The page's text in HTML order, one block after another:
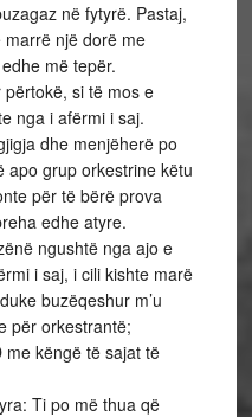
në fytyrë. Pastaj,
një dorë me
më tepër.
si të mos e
nga i afërmi i saj.
dhe menjëherë po
apo grup orkestrine këtu
për të bërë prova
edhe atyre.
ngushtë nga ajo e
i saj, i cili kishte marë
buzëqeshur m’u
për orkestrantë;
me këngë të sajat të
Ti po më thua që